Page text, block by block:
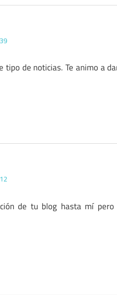
tipo de noticias. Te animo a
de tu blog hasta mí